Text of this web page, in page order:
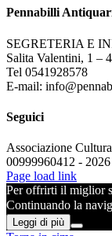
Pennabilli
SEGRETERIA E
Salita Valentini, 1 –
Tel 0541928578
E-mail:
Seguici
Associazione
00999960412 - 2026
Page load link
Per offrirti il miglior
Continuando la
Leggi di più